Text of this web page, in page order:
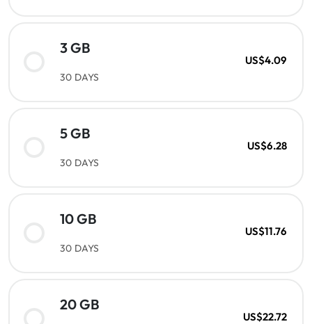
3 GB
30 DAYS
US$4.09
5 GB
30 DAYS
US$6.28
10 GB
30 DAYS
US$11.76
20 GB
US$22.72